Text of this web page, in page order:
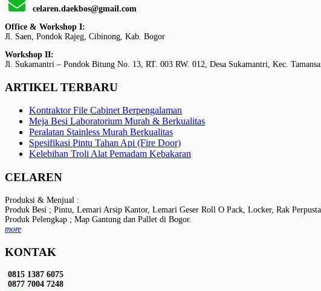
celaren.daekbos@gmail.com
Office & Workshop I:
Jl. Saen, Pondok Rajeg, Cibinong, Kab. Bogor
Workshop II:
Jl. Sukamantri – Pondok Bitung No. 13, RT. 003 RW. 012, Desa Sukamantri, Kec.
ARTIKEL TERBARU
Kontraktor File Cabinet Berpengalaman
Meja Besi Laboratorium Murah & Berkualitas
Peralatan Stainless Murah Berkualitas
Spesifikasi Pintu Tahan Api (Fire Door)
Kelebihan Troli Alat Pemadam Kebakaran
CELAREN
Produksi & Menjual :
Produk Besi ; Pintu, Lemari Arsip Kantor, Lemari Geser Roll O Pack, Locker, Rak
Produk Pelengkap ; Map Gantung dan Pallet di Bogor.
more
KONTAK
0815 1387 6075
0877 7004 7248